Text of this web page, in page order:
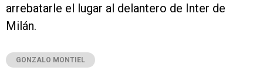
arrebatarle el lugar al delantero de Inter de
Milán.
GONZALO MONTIEL